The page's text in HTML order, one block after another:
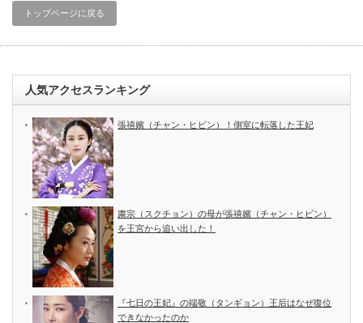
トップページに戻る
人気アクセスランキング
張禧嬪（チャン・ヒビン）！側室に転落した王妃
粛宗（スクチョン）の母が張禧嬪（チャン・ヒビン）
を王宮から追い出した！
『七日の王妃』の端敬（タンギョン）王后はなぜ復位
できなかったのか